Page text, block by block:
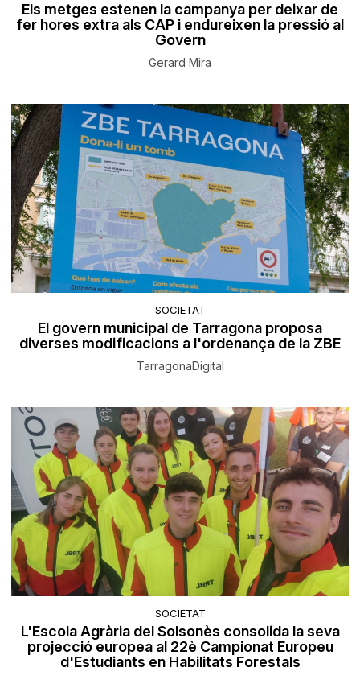
Els metges estenen la campanya per deixar de
fer hores extra als CAP i endureixen la pressió al
Govern
Gerard Mira
SOCIETAT
El govern municipal de Tarragona proposa
diverses modificacions a l'ordenança de la ZBE
TarragonaDigital
SOCIETAT
L'Escola Agrària del Solsonès consolida la seva
projecció europea al 22è Campionat Europeu
d'Estudiants en Habilitats Forestals